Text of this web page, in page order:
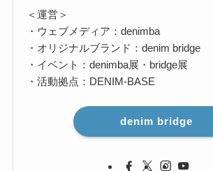
＜運営＞
・ウェブメディア：denimba
・オリジナルブランド：denim bridge
・イベント：denimba展・bridge展
・活動拠点：DENIM-BASE
denim bridge